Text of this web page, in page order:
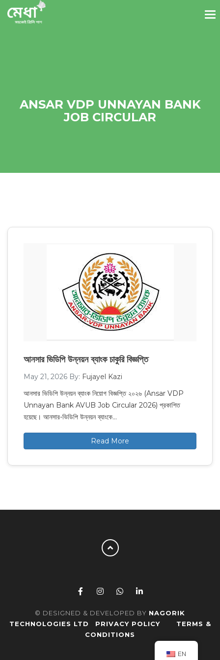
ANSAR VDP UNNAYAN BANK
JOB CIRCULAR
আনসার ভিডিপি উন্নয়ন ব্যাংক চাকুরি বিজ্ঞপ্তি
May 21, 2026 By: Fujayel Kazi
আনসার ভিডিপি উন্নয়ন ব্যাংক নিয়োগ বিজ্ঞপ্তি ২০২৬ (Ansar VDP
Unnayan Bank AVUB Job Circular 2026) প্রকাশিত
হয়েছে। আনসার-ভিডিপি উন্নয়ন ব্যাংকে…
Read More
© DESIGNED & DEVELOPED BY NAGORIK
TECHNOLOGIES LTD
PRIVACY POLICY
TERMS &
CONDITIONS
EN